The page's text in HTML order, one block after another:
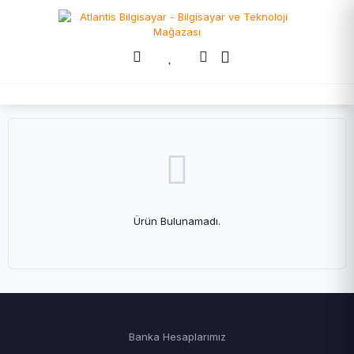
Ürün Bulunamadı.
Banka Hesaplarımız